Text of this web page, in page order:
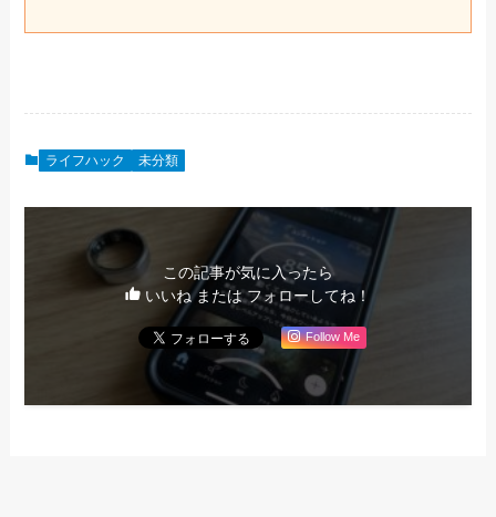
ライフハック 未分類
この記事が気に入ったら
いいね または フォローしてね！
Follow Me